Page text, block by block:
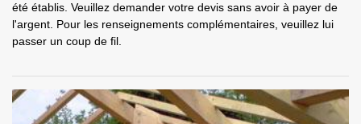
été établis. Veuillez demander votre devis sans avoir à payer de
l'argent. Pour les renseignements complémentaires, veuillez lui
passer un coup de fil.